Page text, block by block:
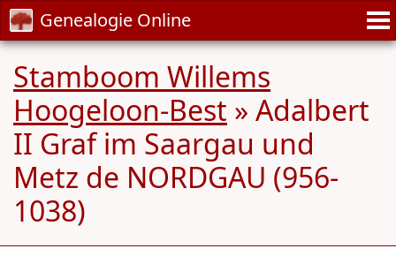
Genealogie Online
Stamboom Willems
Hoogeloon-Best » Adalbert
II Graf im Saargau und
Metz de NORDGAU (956-
1038)